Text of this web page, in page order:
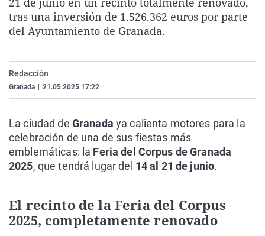
La rosa de los vientos
Caso
Extremadura
Virales
tras una inversión de 1.526.362 euros por parte
del Ayuntamiento de Granada.
Redacción
Granada 21.05.2025 17:22
La ciudad de Granada ya calienta motores para la
celebración de una de sus fiestas más
emblemáticas: la Feria del Corpus de Granada
2025, que tendrá lugar del 14 al 21 de junio.
El recinto de la Feria del Corpus
2025, completamente renovado